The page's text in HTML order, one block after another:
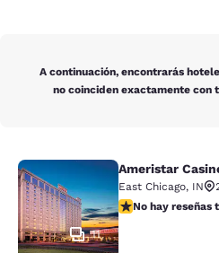
A continuación, encontrarás
no coinciden exactamente con
Ameristar Casino
11
Ameristar
East Chicago, IN
No hay reseñas
No hay reseñas